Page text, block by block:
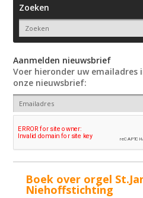
Zoeken
Aanmelden nieuwsbrief
Voer hieronder uw emailadres
onze nieuwsbrief:
Boek over orgel
Niehoffstichting